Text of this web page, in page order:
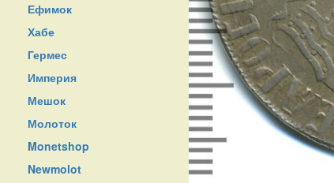
Ефимок
Хабе
Гермес
Империя
Мешок
Молоток
Monetshop
Newmolot